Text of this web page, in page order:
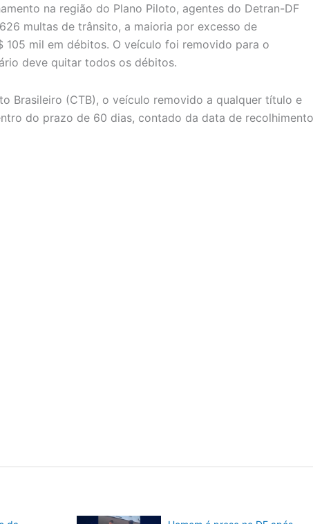
na região do Plano Piloto, agentes do Detran-DF
multas de trânsito, a maioria por excesso de
mil em débitos. O veículo foi removido para o
deve quitar todos os débitos.
Brasileiro (CTB), o veículo removido a qualquer título e
do prazo de 60 dias, contado da data de